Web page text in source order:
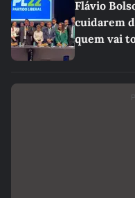
Flávio
cuidarem
quem vai